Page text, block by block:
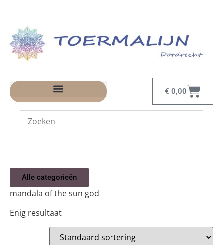
€ 0,00
Alle categorieën
mandala of the sun god
Enig resultaat